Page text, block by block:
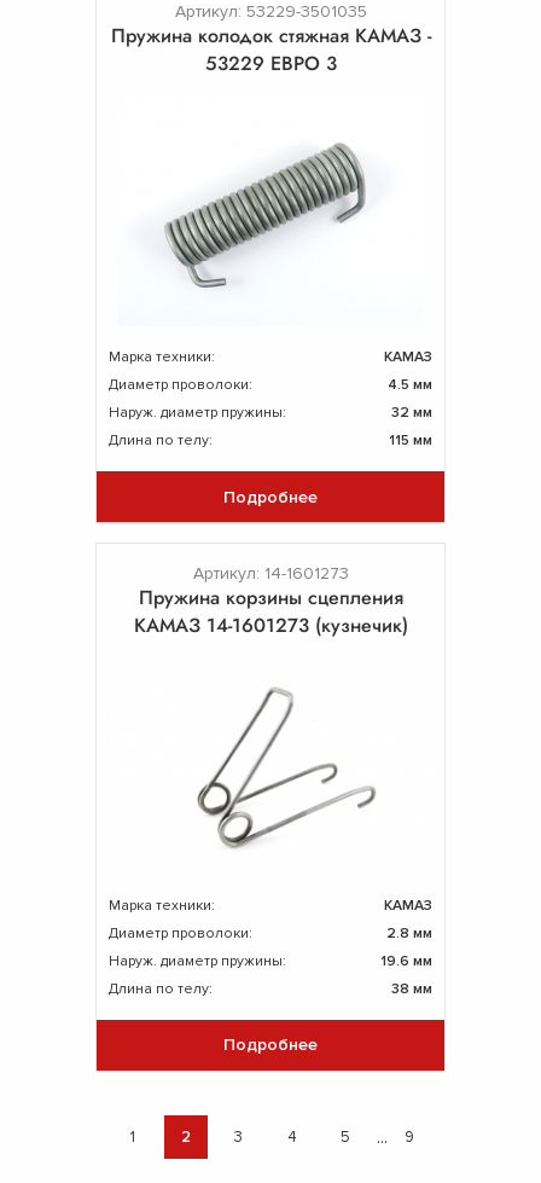
Артикул: 53229-3501035
Пружина колодок стяжная КАМАЗ -
53229 ЕВРО 3
Марка техники:
КАМАЗ
Диаметр проволоки:
4.5 мм
Наруж. диаметр пружины:
32 мм
Длина по телу:
115 мм
Подробнее
Артикул: 14-1601273
Пружина корзины сцепления
КАМАЗ 14-1601273 (кузнечик)
Марка техники:
КАМАЗ
Диаметр проволоки:
2.8 мм
Наруж. диаметр пружины:
19.6 мм
Длина по телу:
38 мм
Подробнее
1 2 3 4 5 ... 9